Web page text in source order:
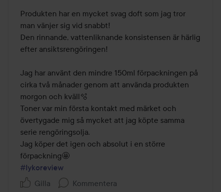
Produkten har en mycket svag doft som jag tror
man vänjer sig vid snabbt!
Den rinnande, vattenliknande konsistensen är härlig
efter ansiktsrengöringen!
Jag har använt den mindre 150ml förpackningen på
cirka två månader genom att använda produkten
morgon och kväll🫧
Toner var min första kontakt med märket och
övertygade mig så mycket att jag köpte samma
serie rengöringsolja.
Jag köper det igen och absolut i en större
#lykoreview
Gilla
Kommentera